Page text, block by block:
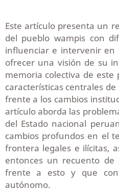
Este artículo presenta un
del pueblo wampis con
influenciar e intervenir en
ofrecer una visión de su
memoria colectiva de este
características centrales
frente a los cambios
artículo aborda las
del Estado nacional
cambios profundos en el
frontera legales e ilícitas,
entonces un recuento
frente a esto y que
autónomo.